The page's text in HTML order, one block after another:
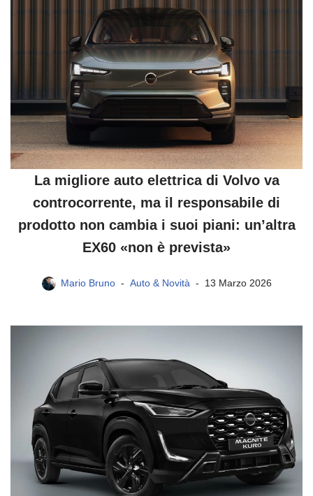
La migliore auto elettrica di Volvo va
controcorrente, ma il responsabile di
prodotto non cambia i suoi piani: un’altra
EX60 «non è prevista»
Mario Bruno Auto & Novità 13 Marzo 2026